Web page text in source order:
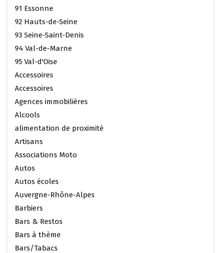
91 Essonne
92 Hauts-de-Seine
93 Seine-Saint-Denis
94 Val-de-Marne
95 Val-d'Oise
Accessoires
Accessoires
Agences immobilières
Alcools
alimentation de proximité
Artisans
Associations Moto
Autos
Autos écoles
Auvergne-Rhône-Alpes
Barbiers
Bars & Restos
Bars à thème
Bars/Tabacs